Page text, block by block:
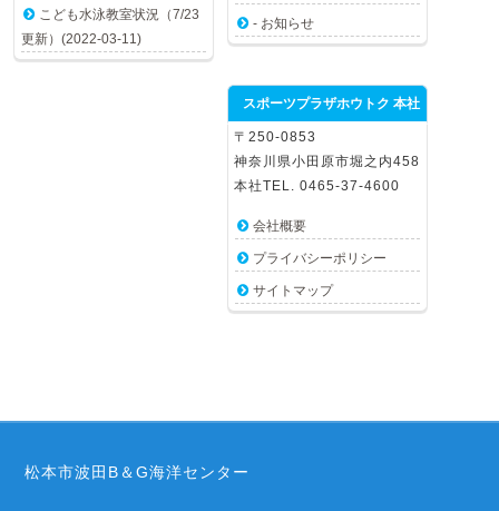
こども水泳教室状況（7/23
更新）(2022-03-11)
- お知らせ
スポーツプラザホウトク 本社
〒250-0853
神奈川県小田原市堀之内458
本社TEL. 0465-37-4600
会社概要
プライバシーポリシー
サイトマップ
松本市波田B＆G海洋センター